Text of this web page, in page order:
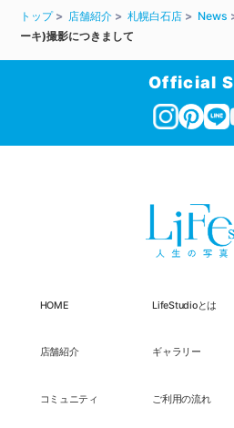
トップ 店舗紹介 札幌白石店 News
ーキ)撮影につきまして
Official
HOME LifeStudioとは
店舗紹介 ギャラリー
コミュニティ ご利用の流れ